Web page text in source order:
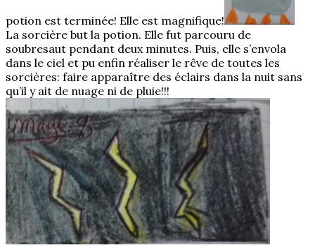
potion est terminée! Elle est magnifique!
La sorcière but la potion. Elle fut parcouru de
soubresaut pendant deux minutes. Puis, elle s’envola
dans le ciel et pu enfin réaliser le rêve de toutes les
sorcières: faire apparaître des éclairs dans la nuit sans
qu’il y ait de nuage ni de pluie!!!